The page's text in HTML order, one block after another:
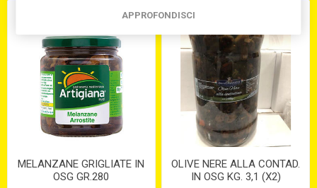
MELANZANE GRIGLIATE IN
OSG GR.280
OLIVE NERE ALLA CONTAD.
IN OSG KG. 3,1 (X2)
APPROFONDISCI